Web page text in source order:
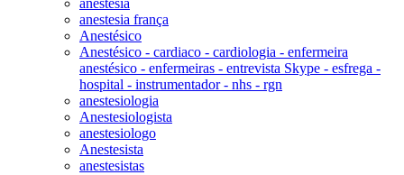
anestesia frança
Anestésico
Anestésico - cardiaco - cardiologia - enfermeira
anestésico - enfermeiras - entrevista Skype - esfrega -
hospital - instrumentador - nhs - rgn
anestesiologia
Anestesiologista
anestesiologo
Anestesista
anestesistas